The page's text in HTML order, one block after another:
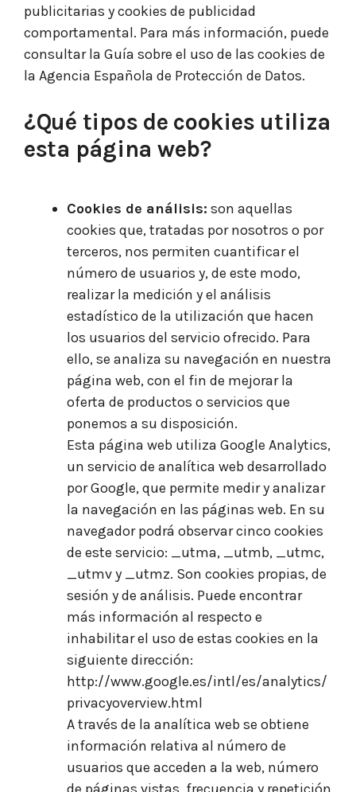
publicitarias y cookies de publicidad
comportamental. Para más información, puede
consultar la Guía sobre el uso de las cookies de
la Agencia Española de Protección de Datos.
¿Qué tipos de cookies utiliza
esta página web?
Cookies de análisis: son aquellas
cookies que, tratadas por nosotros o por
terceros, nos permiten cuantificar el
número de usuarios y, de este modo,
realizar la medición y el análisis
estadístico de la utilización que hacen
los usuarios del servicio ofrecido. Para
ello, se analiza su navegación en nuestra
página web, con el fin de mejorar la
oferta de productos o servicios que
ponemos a su disposición.
Esta página web utiliza Google Analytics,
un servicio de analítica web desarrollado
por Google, que permite medir y analizar
la navegación en las páginas web. En su
navegador podrá observar cinco cookies
de este servicio: _utma, _utmb, _utmc,
_utmv y _utmz. Son cookies propias, de
sesión y de análisis. Puede encontrar
más información al respecto e
inhabilitar el uso de estas cookies en la
siguiente dirección:
http://www.google.es/intl/es/analytics/
privacyoverview.html
A través de la analítica web se obtiene
información relativa al número de
usuarios que acceden a la web, número